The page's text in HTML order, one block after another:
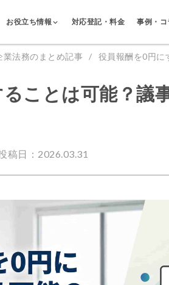
お役立ち情報 対応登記・料金 事例・コ
業法務のまとめ記事 役員報酬を0円に
ことは可能？議
稿日：2026.03.31